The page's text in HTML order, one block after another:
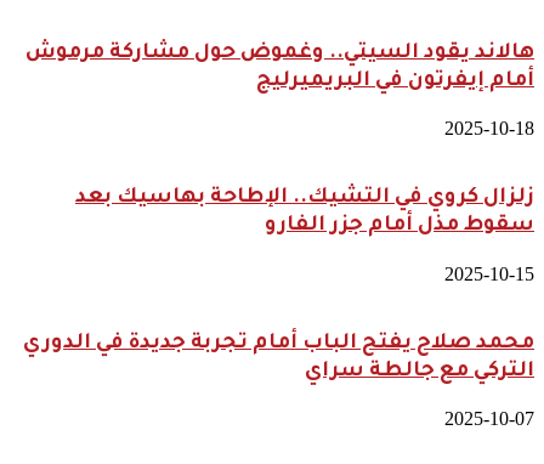
هالاند يقود السيتي.. وغموض حول مشاركة مرموش
أمام إيفرتون في البريميرليج
2025-10-18
زلزال كروي في التشيك.. الإطاحة بهاسيك بعد
سقوط مذل أمام جزر الفارو
2025-10-15
محمد صلاح يفتح الباب أمام تجربة جديدة في الدوري
التركي مع جالطة سراي
2025-10-07